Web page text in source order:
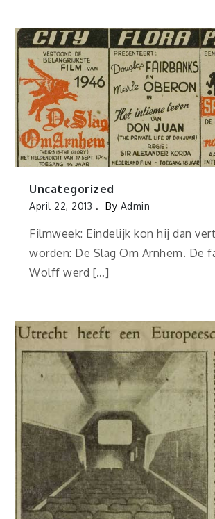
Uncategorized
April 22, 2013 By Admin
Filmweek: Eindelijk kon hij dan
worden: De Slag Om Arnhem. De
Wolff werd […]